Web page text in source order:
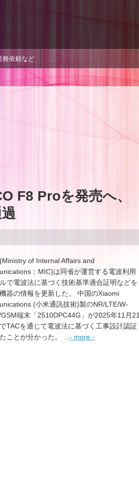
務依頼など
F8 Proを発売へ、
of Internal Affairs and
：MIC)は同省が運営する電波利用
で電波法に基づく技術基準適合証明などを
器の情報を更新した。 中国のXiaomi
(小米通訊技術)製のNR/LTE/W-
端末「2510DPC44G」が2025年11月21
TACを通じて電波法に基づく工事設計認証
ことが分かった。 ... - more -